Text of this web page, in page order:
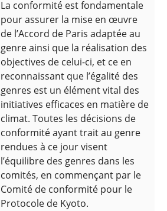
La conformité est fondamentale
pour assurer la mise en œuvre
de l’Accord de Paris adaptée au
genre ainsi que la réalisation des
objectives de celui-ci, et ce en
reconnaissant que l’égalité des
genres est un élément vital des
initiatives efficaces en matière de
climat. Toutes les décisions de
conformité ayant trait au genre
rendues à ce jour visent
l’équilibre des genres dans les
comités, en commençant par le
Comité de conformité pour le
Protocole de Kyoto.